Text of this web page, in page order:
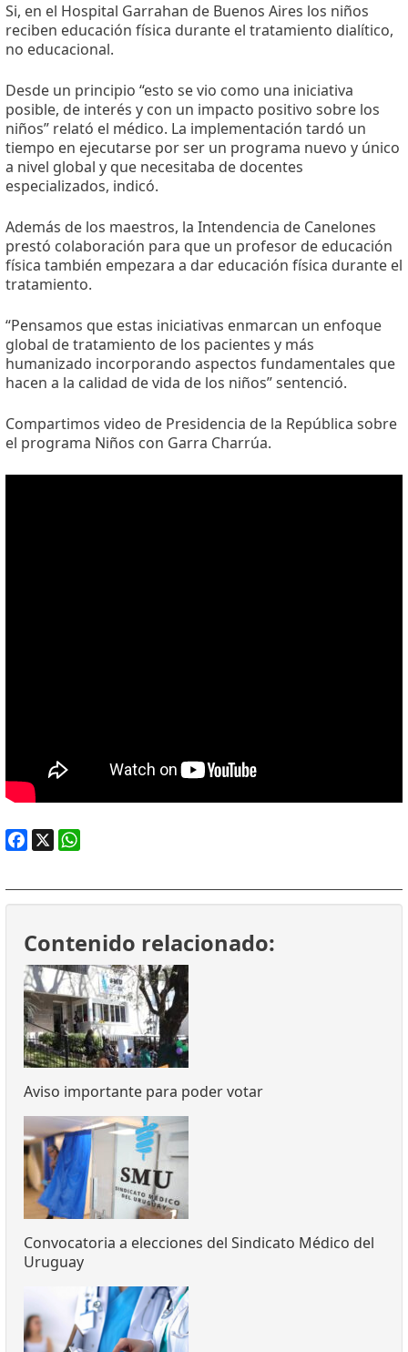
Si, en el Hospital Garrahan de Buenos Aires los niños
reciben educación física durante el tratamiento dialítico,
no educacional.
Desde un principio “esto se vio como una iniciativa
posible, de interés y con un impacto positivo sobre los
niños” relató el médico. La implementación tardó un
tiempo en ejecutarse por ser un programa nuevo y único
a nivel global y que necesitaba de docentes
especializados, indicó.
Además de los maestros, la Intendencia de Canelones
prestó colaboración para que un profesor de educación
física también empezara a dar educación física durante el
tratamiento.
“Pensamos que estas iniciativas enmarcan un enfoque
global de tratamiento de los pacientes y más
humanizado incorporando aspectos fundamentales que
hacen a la calidad de vida de los niños” sentenció.
Compartimos video de Presidencia de la República sobre
el programa Niños con Garra Charrúa.
Contenido relacionado:
Aviso importante para poder votar
Convocatoria a elecciones del Sindicato Médico del
Uruguay